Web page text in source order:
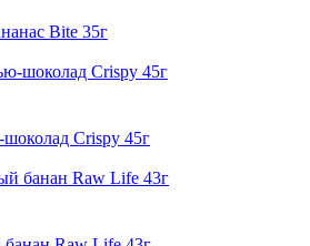
Bite 35г
Crispy 45г